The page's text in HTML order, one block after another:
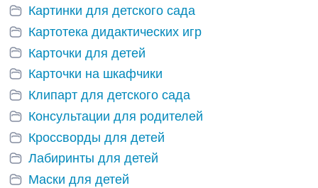
Картинки для детского сада
Картотека дидактических игр
Карточки для детей
Карточки на шкафчики
Клипарт для детского сада
Консультации для родителей
Кроссворды для детей
Лабиринты для детей
Маски для детей